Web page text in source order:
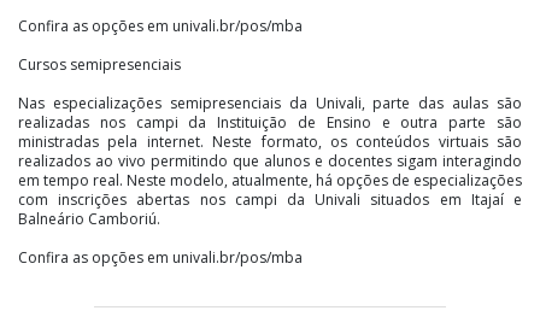
Confira as opções em univali.br/pos/mba
Cursos semipresenciais
Nas especializações semipresenciais da Univali, parte das aulas são
realizadas nos campi da Instituição de Ensino e outra parte são
ministradas pela internet. Neste formato, os conteúdos virtuais são
realizados ao vivo permitindo que alunos e docentes sigam interagindo
em tempo real. Neste modelo, atualmente, há opções de especializações
com inscrições abertas nos campi da Univali situados em Itajaí e
Balneário Camboriú.
Confira as opções em univali.br/pos/mba